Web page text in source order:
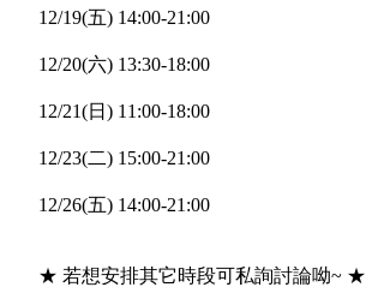
12/19(五) 14:00-21:00
12/20(六) 13:30-18:00
12/21(日) 11:00-18:00
12/23(二) 15:00-21:00
12/26(五) 14:00-21:00
★ 若想安排其它時段可私詢討論呦~ ★